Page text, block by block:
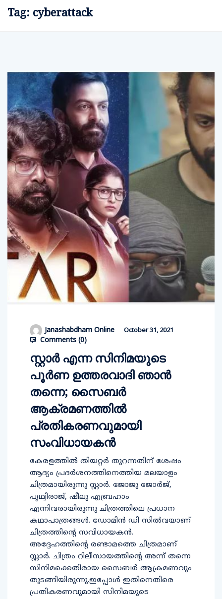
Tag: cyberattack
Janashabdham Online October 31, 2021
Comments (0)
സ്റ്റാർ എന്ന സിനിമയുടെ
പൂർണ ഉത്തരവാദി ഞാൻ
തന്നെ; സൈബർ
ആക്രമണത്തിൽ
പ്രതികരണവുമായി
സംവിധായകൻ
കേരളത്തിൽ തിയറ്റർ തുറന്നതിന് ശേഷം
ആദ്യം പ്രദർശനത്തിനെത്തിയ മലയാളം
ചിത്രമായിരുന്നു സ്റ്റാർ. ജോജു ജോർജ്,
പൃഥ്വിരാജ്, ഷീലു എബ്രഹാം
എന്നിവരായിരുന്നു ചിത്രത്തിലെ പ്രധാന
കഥാപാത്രങ്ങൾ. ഡോമിന്‍ ഡി സില്‍വയാണ്
ചിത്രത്തിന്റെ സവിധായകൻ.
അദ്ദേഹത്തിന്റെ രണ്ടാമത്തെ ചിത്രമാണ്
സ്റ്റാർ. ചിത്രം റിലീസായത്തിന്റെ അന്ന് തന്നെ
സിനിമക്കെതിരായ സൈബര്‍ ആക്രമണവും
തുടങ്ങിയിരുന്നു.ഇപ്പോൾ ഇതിനെതിരെ
പ്രതികരണവുമായി സിനിമയുടെ